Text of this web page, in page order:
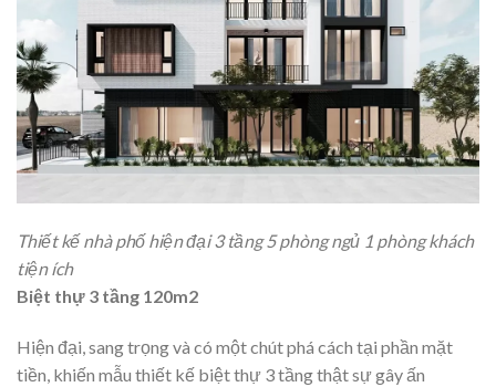
Thiết kế nhà phố hiện đại 3 tầng 5 phòng ngủ 1 phòng khách
tiện ích
Biệt thự 3 tầng 120m2
Hiện đại, sang trọng và có một chút phá cách tại phần mặt
tiền, khiến mẫu thiết kế biệt thự 3 tầng thật sự gây ấn